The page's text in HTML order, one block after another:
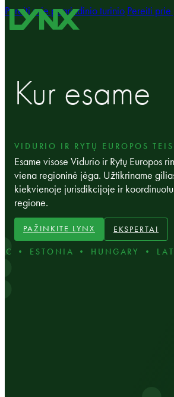
Pereiti prie pagrindinio turinio Pereiti
Kur esame
VIDURIO IR RYTŲ EUROPOS
Esame visose Vidurio ir Rytų Europos
viena regioninė jėga. Užtikriname
kiekvienoje jurisdikcijoje ir
regione.
PAŽINKITE LYNX EKSPERTAI
• ESTONIA • HUNGARY •